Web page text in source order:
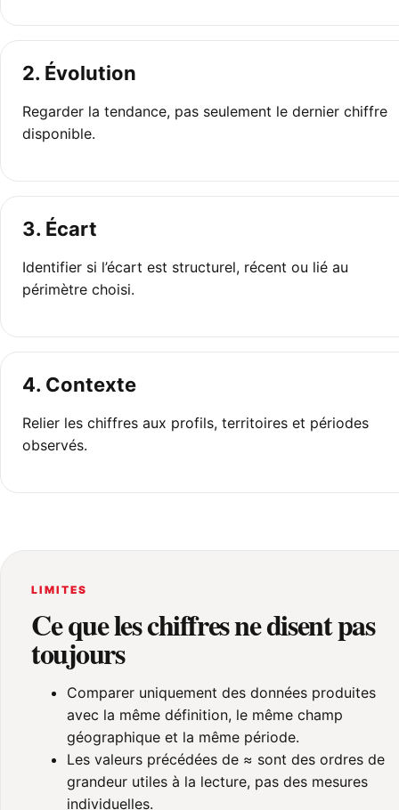
2. Évolution
Regarder la tendance, pas seulement le dernier chiffre
disponible.
3. Écart
Identifier si l’écart est structurel, récent ou lié au
périmètre choisi.
4. Contexte
Relier les chiffres aux profils, territoires et périodes
observés.
LIMITES
Ce que les chiffres ne disent pas
toujours
Comparer uniquement des données produites
avec la même définition, le même champ
géographique et la même période.
Les valeurs précédées de ≈ sont des ordres de
grandeur utiles à la lecture, pas des mesures
individuelles.